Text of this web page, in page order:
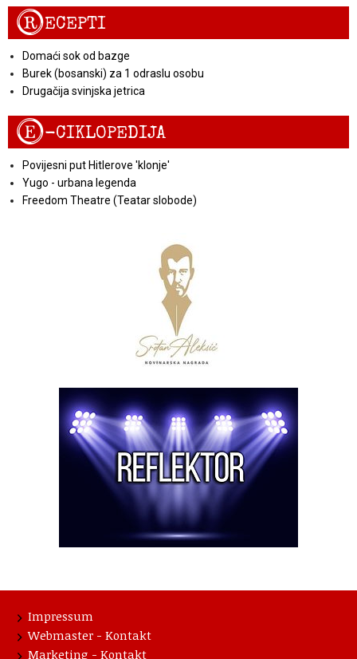
RECEPTI
Domaći sok od bazge
Burek (bosanski) za 1 odraslu osobu
Drugačija svinjska jetrica
E-CIKLOPEDIJA
Povijesni put Hitlerove 'klonje'
Yugo - urbana legenda
Freedom Theatre (Teatar slobode)
Impressum
Webmaster - Kontakt
Marketing - Kontakt